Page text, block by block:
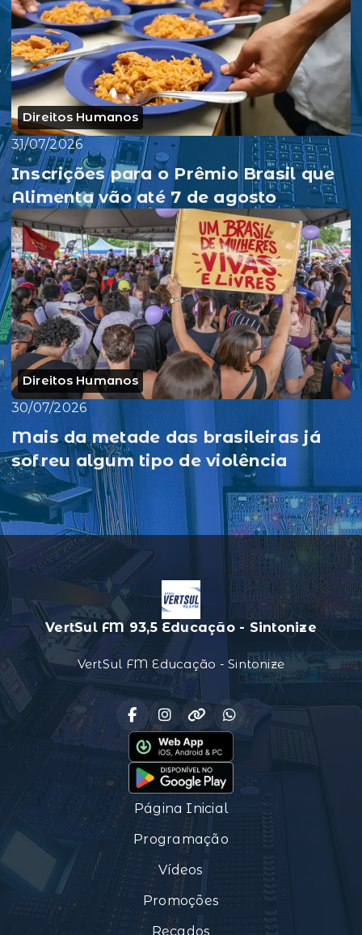
Direitos Humanos
31/07/2026
Inscrições para o Prêmio Brasil que
Alimenta vão até 7 de agosto
Direitos Humanos
30/07/2026
Mais da metade das brasileiras já
sofreu algum tipo de violência
VertSul FM 93,5 Educação - Sintonize
VertSul FM Educação - Sintonize
Página Inicial
Programação
Vídeos
Promoções
Recados